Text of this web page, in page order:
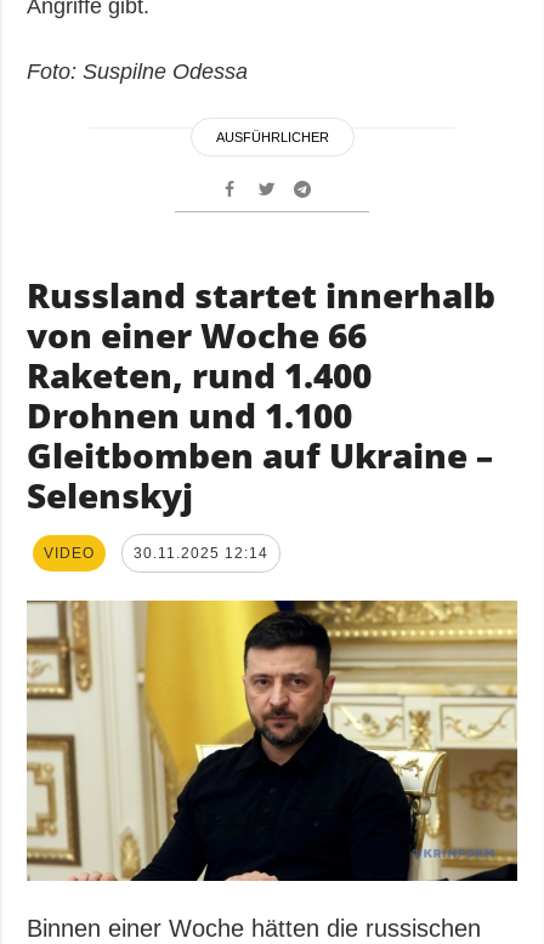
Angriffe gibt.
Foto: Suspilne Odessa
AUSFÜHRLICHER
Russland startet innerhalb
von einer Woche 66
Raketen, rund 1.400
Drohnen und 1.100
Gleitbomben auf Ukraine –
Selenskyj
VIDEO 30.11.2025 12:14
Binnen einer Woche hätten die russischen